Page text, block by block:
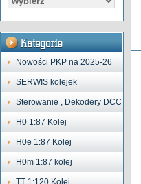
Nowości PKP na 2025-26
SERWIS kolejek
Sterowanie , Dekodery DCC
H0 1:87 Kolej
H0e 1:87 Kolej
H0m 1:87 kolej
TT 1:120 Kolej